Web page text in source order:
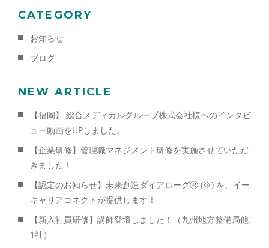
CATEGORY
お知らせ
ブログ
NEW ARTICLE
【福岡】 総合メディカルグループ株式会社様へのインタビ
ュー動画をUPしました。
【企業研修】管理職マネジメント研修を実施させていただ
きました！
【認定のお知らせ】未来創造ダイアローグⓇ (※) を、イー
キャリアコネクトが提供します！
【新入社員研修】講師登壇しました！（九州地方整備局他
1社）